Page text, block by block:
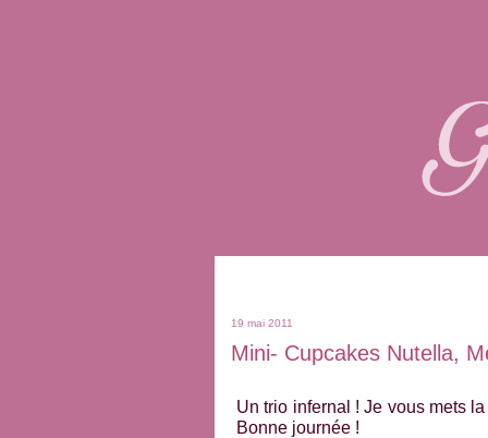
19 mai 2011
Mini- Cupcakes Nutella,
Un trio infernal ! Je vous mets
Bonne journée !